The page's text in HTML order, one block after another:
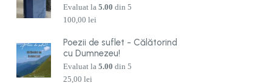
Evaluat la5.00 din 5
100,00lei
Poezii de suflet - Călătorind
cu Dumnezeu!
Evaluat la5.00 din 5
25,00lei